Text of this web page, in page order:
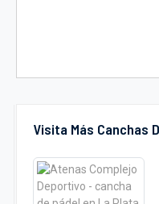
Visita Más Canchas